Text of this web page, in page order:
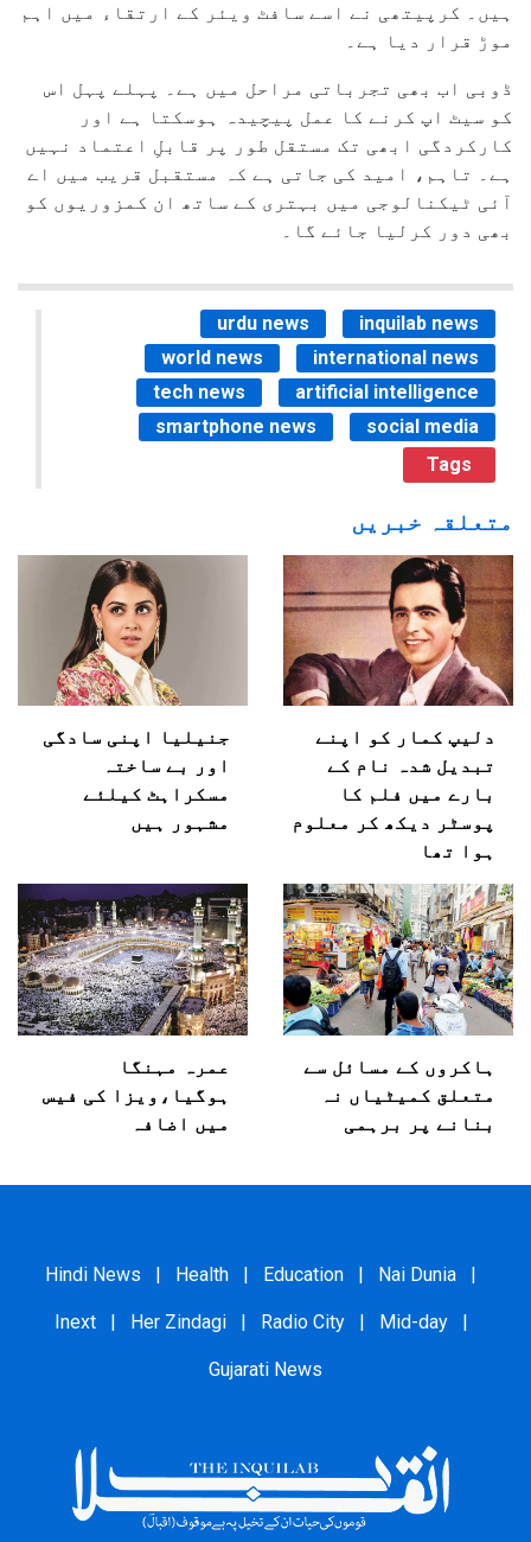
ہیں۔ کرپیتھی نے اسے سافٹ ویئر کے ارتقاء میں اہم
موڑ قرار دیا ہے۔
ڈوبی اب بھی تجرباتی مراحل میں ہے۔ پہلے پہل اس
کو سیٹ اپ کرنے کا عمل پیچیدہ ہوسکتا ہے اور
کارکردگی ابھی تک مستقل طور پر قابلِ اعتماد نہیں
ہے۔ تاہم، امید کی جاتی ہے کہ مستقبل قریب میں اے
آئی ٹیکنالوجی میں بہتری کے ساتھ ان کمزوریوں کو
بھی دور کرلیا جائے گا۔
urdu news
inquilab news
world news
international news
tech news
artificial intelligence
smartphone news
social media
Tags
متعلقہ خبریں
دلیپ کمار کو اپنے
تبدیل شدہ نام کے
بارے میں فلم کا
پوسٹر دیکھ کر معلوم
ہوا تھا
جنیلیا اپنی سادگی
اور بے ساختہ
مسکراہٹ کیلئے
مشہور ہیں
ہاکروں کے مسائل سے
متعلق کمیٹیاں نہ
بنانے پر برہمی
عمرہ مہنگا
ہوگیا،ویزا کی فیس
میں اضافہ
Hindi News | Health | Education | Nai Dunia |
Inext | Her Zindagi | Radio City | Mid-day |
Gujarati News